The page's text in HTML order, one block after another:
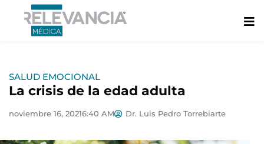
contenido
SALUD EMOCIONAL
La crisis de la edad adulta
noviembre 16, 20216:40 AM Dr. Luis Pedro Torrebiarte